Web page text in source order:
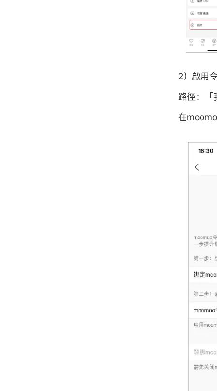
2）啟用
路徑：「
在